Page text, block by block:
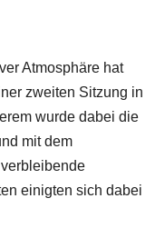
Atmosphäre hat
zweiten Sitzung in
wurde dabei die
mit dem
einigten sich dabei